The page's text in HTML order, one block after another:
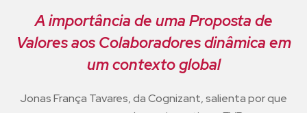
A importância de uma Proposta de
Valores aos Colaboradores dinâmica em
um contexto global
Jonas França Tavares, da Cognizant, salienta por que